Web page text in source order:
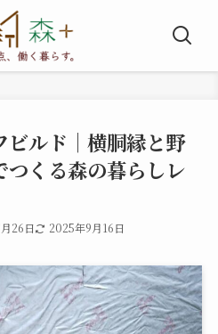
ビルド｜横胴縁と野
つくる森の暮らしレ
26日 2025年9月16日